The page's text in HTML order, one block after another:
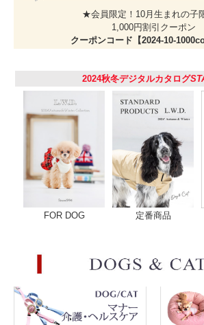
★会員限定！10月生まれの子
1,000円割引クーポン
クーポンコード【2024-10-
2024秋冬デジタルカタログ
FOR DOG 定番商品